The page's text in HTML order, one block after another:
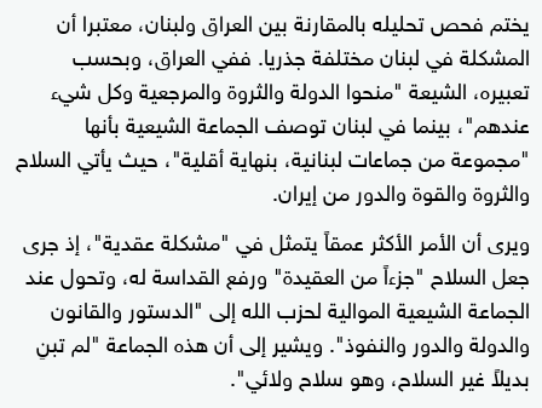
يختم فحص تحليله بالمقارنة بين العراق ولبنان، معتبرا أن
المشكلة في لبنان مختلفة جذريا. ففي العراق، وبحسب
تعبيره، الشيعة "منحوا الدولة والثروة والمرجعية وكل شيء
عندهم"، بينما في لبنان توصف الجماعة الشيعية بأنها
"مجموعة من جماعات لبنانية، بنهاية أقلية"، حيث يأتي السلاح
والثروة والقوة والدور من إيران.
ويرى أن الأمر الأكثر عمقاً يتمثل في "مشكلة عقدية"، إذ جرى
جعل السلاح "جزءاً من العقيدة" ورفع القداسة له، وتحول عند
الجماعة الشيعية الموالية لحزب الله إلى "الدستور والقانون
والدولة والدور والنفوذ". ويشير إلى أن هذه الجماعة "لم تبنِ
بديلاً غير السلاح، وهو سلاح ولائي".